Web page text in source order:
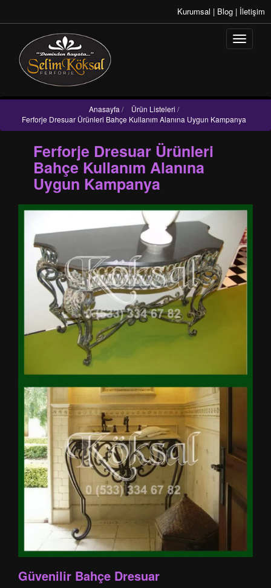
Kurumsal | Blog | İletişim
Anasayfa / Ürün Listeleri /
Ferforje Dresuar Ürünleri Bahçe Kullanım Alanına Uygun Kampanya
Ferforje Dresuar Ürünleri
Bahçe Kullanım Alanına
Uygun Kampanya
Güvenilir Bahçe Dresuar